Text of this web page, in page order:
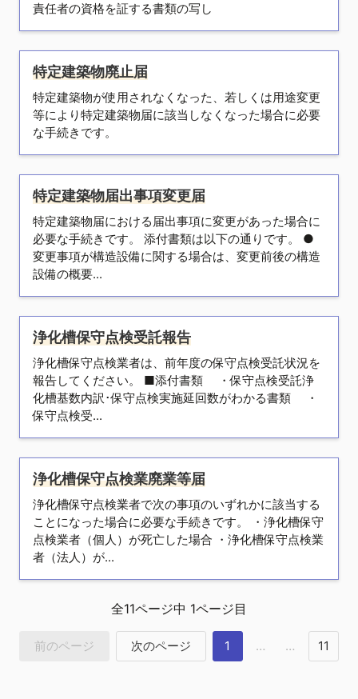
責任者の資格を証する書類の写し
特定建築物廃止届
特定建築物が使用されなくなった、若しくは用途変更
等により特定建築物届に該当しなくなった場合に必要
な手続きです。
特定建築物届出事項変更届
特定建築物届における届出事項に変更があった場合に
必要な手続きです。 添付書類は以下の通りです。 ●
変更事項が構造設備に関する場合は、変更前後の構造
設備の概要...
浄化槽保守点検受託報告
浄化槽保守点検業者は、前年度の保守点検受託状況を
報告してください。 ■添付書類 ・保守点検受託浄
化槽基数内訳･保守点検実施延回数がわかる書類 ・
保守点検受...
浄化槽保守点検業廃業等届
浄化槽保守点検業者で次の事項のいずれかに該当する
ことになった場合に必要な手続きです。 ・浄化槽保守
点検業者（個人）が死亡した場合 ・浄化槽保守点検業
者（法人）が...
全11ページ中 1ページ目
前のページ 次のページ 1 … … 11